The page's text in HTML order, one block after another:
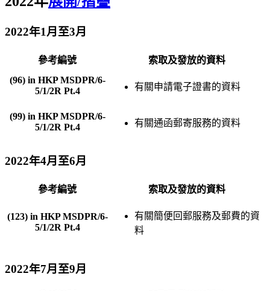
2022年1月至3月
參考編號
索取及發放的資料
(96) in HKP MSDPR/6-
5/1/2R Pt.4
有關申請電子證書的資料
(99) in HKP MSDPR/6-
5/1/2R Pt.4
有關通函郵寄服務的資料
2022年4月至6月
參考編號 索取及發放的資料
(123) in HKP MSDPR/6-
5/1/2R Pt.4
有關簡便回郵服務及郵費的資
料
2022年7月至9月